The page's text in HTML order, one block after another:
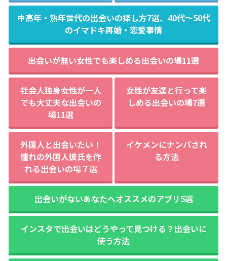
中高年・熟年世代の出会いの探し方7選、40代～50代
のイマドキ再婚・恋愛事情
出会いが無い女性でも楽しめる出会いの場11選
社会人独身女性が一人
でも大丈夫な出会いの
場11選
女性が友達と行って楽
しめる出会いの場7選
外国人と出会いたい！
憧れの外国人彼氏を作
れる出会いの場７選
イケメンにナンパされ
る方法
出会いがないあなたへオススメのアプリ5選
インスタで出会いはどうやって見つける？出会いに
使う方法